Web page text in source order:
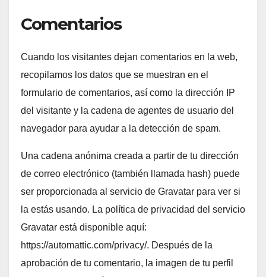
Comentarios
Cuando los visitantes dejan comentarios en la web,
recopilamos los datos que se muestran en el
formulario de comentarios, así como la dirección IP
del visitante y la cadena de agentes de usuario del
navegador para ayudar a la detección de spam.
Una cadena anónima creada a partir de tu dirección
de correo electrónico (también llamada hash) puede
ser proporcionada al servicio de Gravatar para ver si
la estás usando. La política de privacidad del servicio
Gravatar está disponible aquí:
https://automattic.com/privacy/. Después de la
aprobación de tu comentario, la imagen de tu perfil